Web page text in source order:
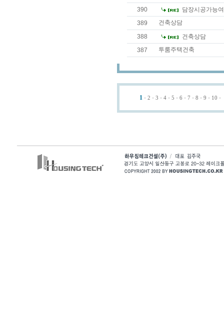
390
담장시공가능
389
건축상담
388
건축상담
387
투룸주택건축
1 · 2 · 3 · 4 · 5 · 6 · 7 · 8 · 9 · 10 ·